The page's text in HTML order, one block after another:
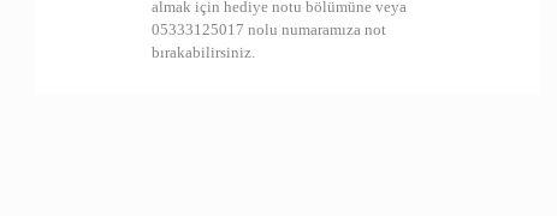
almak için hediye notu bölümüne veya
05333125017 nolu numaramıza not
bırakabilirsiniz.